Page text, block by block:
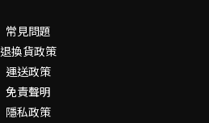
常見問題
退換貨政策
運送政策
免責聲明
隱私政策